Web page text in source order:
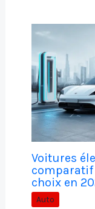
Voitures
choix en
Auto